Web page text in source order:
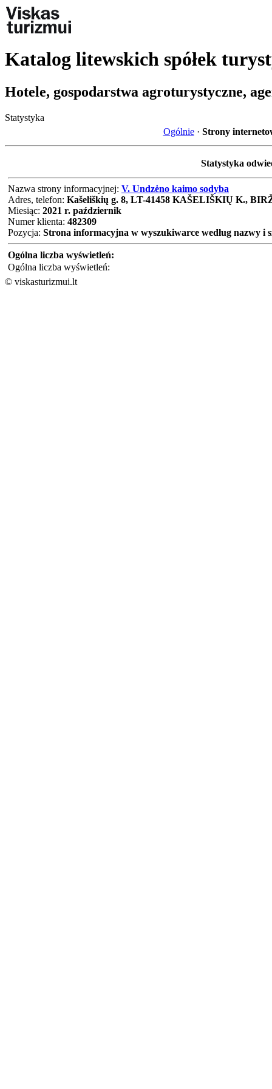
Katalog litewskich spółek
Hotele, gospodarstwa agroturystyczne,
Statystyka
Ogólnie· Strony
Statystyka
Nazwa strony informacyjnej: V. Undzėno kaimo sodyba
Adres, telefon: Kašeliškių g. 8, LT-41458 KAŠELIŠKIŲ K.,
Miesiąc: 2021 r. październik
Numer klienta: 482309
Pozycja: Strona informacyjna w wyszukiwarce według nazwy i
Ogólna liczba wyświetleń:
Ogólna liczba wyświetleń:
© viskasturizmui.lt